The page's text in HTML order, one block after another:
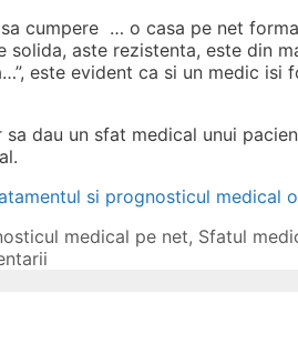
cumpere … o casa pe net
aste rezistenta, este din
este evident ca si un medic
sa dau un sfat medical unui
si prognosticul medical
medical pe net, Sfatul